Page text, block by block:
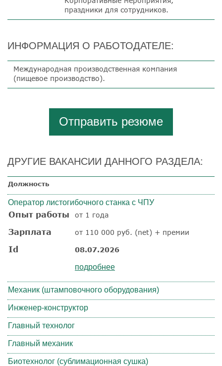
праздники для сотрудников.
ИНФОРМАЦИЯ О РАБОТОДАТЕЛЕ:
Международная производственная компания
(пищевое производство).
Отправить резюме
ДРУГИЕ ВАКАНСИИ ДАННОГО РАЗДЕЛА:
Должность
Оператор листогибочного станка с ЧПУ
Опыт работы от 1 года
Зарплата от 110 000 руб. (net) + премии
Id 08.07.2026
подробнее
Механик (штамповочного оборудования)
Инженер-конструктор
Главный технолог
Главный механик
Биотехнолог (сублимационная сушка)